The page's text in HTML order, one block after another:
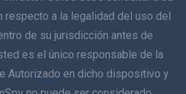
respecto a la legalidad del uso del
de su jurisdicción antes de
es el único responsable de la
Autorizado en dicho dispositivo y